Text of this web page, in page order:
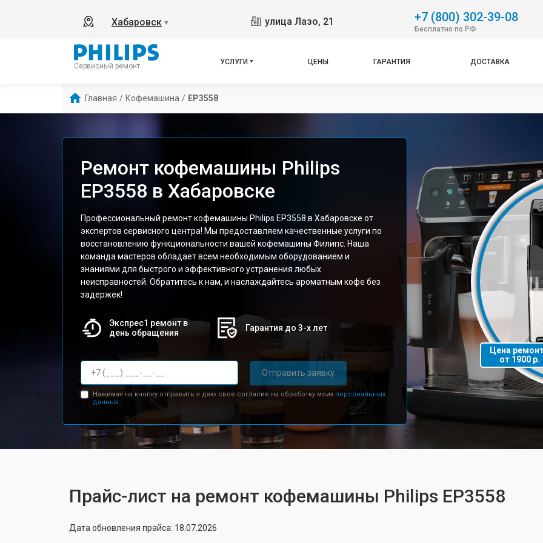
Хабаровск ▼ улица Лазо, 21 +7 (800) 302-39-08
Бесплатно по РФ
Сервисный ремонт
УСЛУГИ ЦЕНЫ ГАРАНТИЯ ДОСТАВКА
Главная / Кофемашина / EP3558
Ремонт кофемашины Philips
EP3558 в Хабаровске
Профессиональный ремонт кофемашины Philips EP3558 в Хабаровске от
экспертов сервисного центра! Мы предоставляем качественные услуги по
восстановлению функциональности вашей кофемашины Филипс. Наша
команда мастеров обладает всем необходимым оборудованием и
знаниями для быстрого и эффективного устранения любых
неисправностей. Обратитесь к нам, и наслаждайтесь ароматным кофе без
задержек!
Экспрес1 ремонт в
день обращения
Гарантия до 3-х лет
Отправить заявку
Нажимая на кнопку отправить я даю свое согласие на обработку моих персональных
данных.
Цена
от 1900 р.
Прайс-лист на ремонт кофемашины Philips EP3558
Дата обновления прайса: 18.07.2026